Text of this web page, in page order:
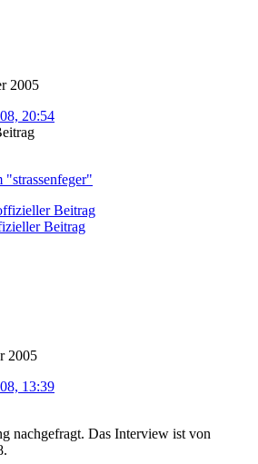
2005
20:54
Beitrag
Beitrag
2005
13:39
nachgefragt. Das Interview ist von